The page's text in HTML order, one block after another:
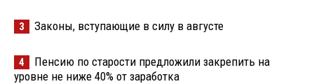
3 Законы, вступающие в силу в августе
4
Пенсию по старости предложили закрепить на
уровне не ниже 40% от заработка